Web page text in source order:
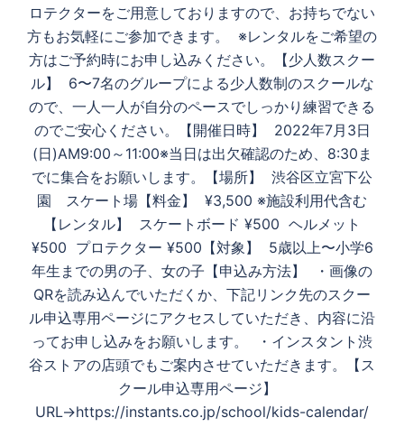
ロテクターをご用意しておりますので、お持ちでない
方もお気軽にご参加できます。 ※レンタルをご希望の
方はご予約時にお申し込みください。【少人数スクー
ル】 6〜7名のグループによる少人数制のスクールな
ので、一人一人が自分のペースでしっかり練習できる
のでご安心ください。【開催日時】 2022年7月3日
(日)AM9:00～11:00※当日は出欠確認のため、8:30ま
でに集合をお願いします。【場所】 渋谷区立宮下公
園 スケート場【料金】 ¥3,500 ※施設利用代含む
【レンタル】 スケートボード ¥500 ヘルメット
¥500 プロテクター ¥500【対象】 5歳以上〜小学6
年生までの男の子、女の子【申込み方法】 ・画像の
QRを読み込んでいただくか、下記リンク先のスクー
ル申込専用ページにアクセスしていただき、内容に沿
ってお申し込みをお願いします。 ・インスタント渋
谷ストアの店頭でもご案内させていただきます。【ス
クール申込専用ページ】
URL→https://instants.co.jp/school/kids-calendar/